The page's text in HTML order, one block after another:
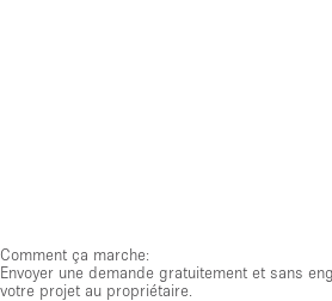
Comment ça marche:
Envoyer une demande gratuitement et sans
votre projet au propriétaire.